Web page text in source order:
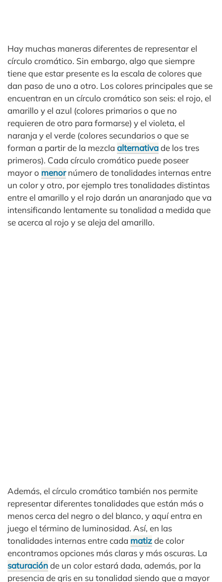
Hay muchas maneras diferentes de representar el
círculo cromático. Sin embargo, algo que siempre
tiene que estar presente es la escala de colores que
dan paso de uno a otro. Los colores principales que se
encuentran en un círculo cromático son seis: el rojo, el
amarillo y el azul (colores primarios o que no
requieren de otro para formarse) y el violeta, el
naranja y el verde (colores secundarios o que se
forman a partir de la mezcla alternativade los tres
primeros). Cada círculo cromático puede poseer
mayor o menornúmero de tonalidades internas entre
un color y otro, por ejemplo tres tonalidades distintas
entre el amarillo y el rojo darán un anaranjado que va
intensificando lentamente su tonalidad a medida que
se acerca al rojo y se aleja del amarillo.
Además, el círculo cromático también nos permite
representar diferentes tonalidades que están más o
menos cerca del negro o del blanco, y aquí entra en
juego el término de luminosidad. Así, en las
tonalidades internas entre cada matizde color
encontramos opciones más claras y más oscuras. La
saturaciónde un color estará dada, además, por la
presencia de gris en su tonalidad siendo que a mayor